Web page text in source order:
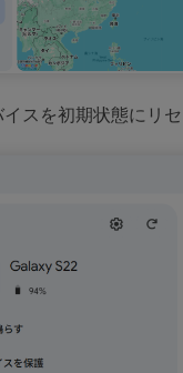
スを初期状態にリ